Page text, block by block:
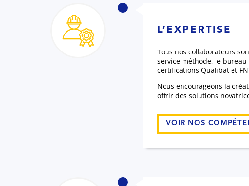
L’EXPERTISE
Tous nos collaborateurs
service méthode, le
certifications Qualibat et
Nous encourageons la
offrir des solutions
VOIR NOS